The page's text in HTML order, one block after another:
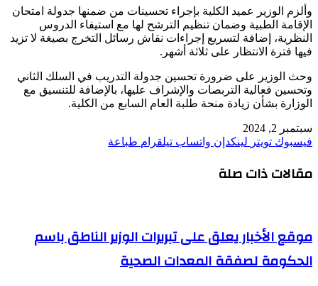
وألزم الوزير عميد الكلية بإجراء تحسينات من ضمنها جدولة امتحان
الإقامة الطبية وضمان تنظيم الترشح لها مع استيفاء الدروس
النظرية، إضافة لتسريع إجراءات نقاش رسائل التخرج بصيغة لا تزيد
فيها فترة الانتظار على ثلاثة أشهر.
وحث الوزير على ضرورة تحسين جدولة التدريب في السلك الثاني
وتحسين فعالية التربصات والإشراف عليها، بالإضافة للتنسيق مع
الوزارة بشأن زيادة منحة طلبة العام السابع من الكلية.
سبتمبر 2, 2024
فيسبوك تويتر لينكدإن واتساب تيلقرام طباعة
مقالات ذات صلة
موقع الأخبار يعلق على تبريرات الوزير الناطق باسم
الحكومة لصفقة المعدات الصحية